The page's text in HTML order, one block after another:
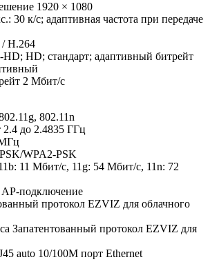
1920 × 1080
30 к/с; адаптивная частота при передаче
H.264
HD; стандарт; адаптивный битрейт
2 Мбит/с
802.11n
2.4 до 2.4835 ГГц
WPA2-PSK
11 Мбит/с, 11g: 54 Мбит/с, 11n: 72
подключение
протокол EZVIZ для облачного
Запатентованный протокол EZVIZ для
auto 10/100M порт Ethernet